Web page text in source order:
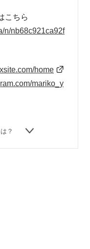
こちら
n/nb68c921ca92f
home
mariko_y
？